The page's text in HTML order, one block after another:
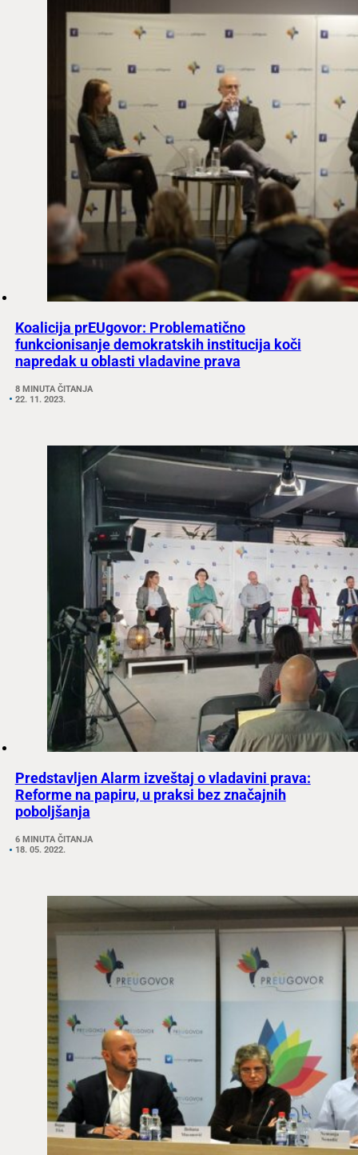
Koalicija prEUgovor: Problematično
funkcionisanje demokratskih institucija koči
napredak u oblasti vladavine prava
8 MINUTA ČITANJA
22. 11. 2023.
Predstavljen Alarm izveštaj o vladavini prava:
Reforme na papiru, u praksi bez značajnih
poboljšanja
6 MINUTA ČITANJA
18. 05. 2022.